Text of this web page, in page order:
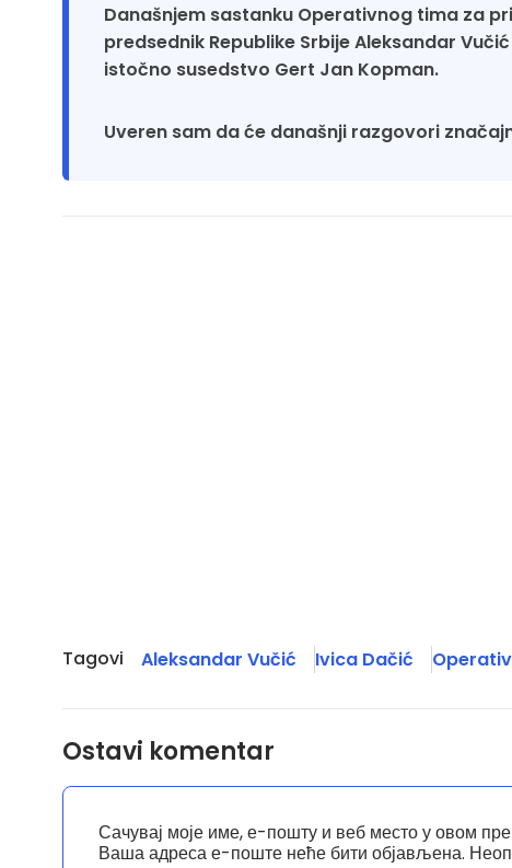
Današnjem sastanku Operativnog tima za
predsednik Republike Srbije Aleksandar
istočno susedstvo Gert Jan Kopman.
Uveren sam da će današnji razgovori
Tagovi Aleksandar Vučić Ivica Dačić
Ostavi komentar
Ваша адреса е-поште неће бити објављена.
Сачувај моје име, е-пошту и веб место у овом